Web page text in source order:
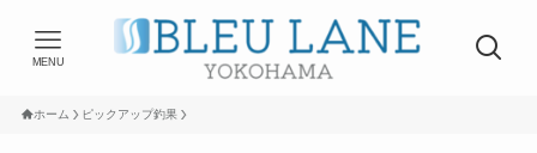
MENU
ホーム ピックアップ釣果